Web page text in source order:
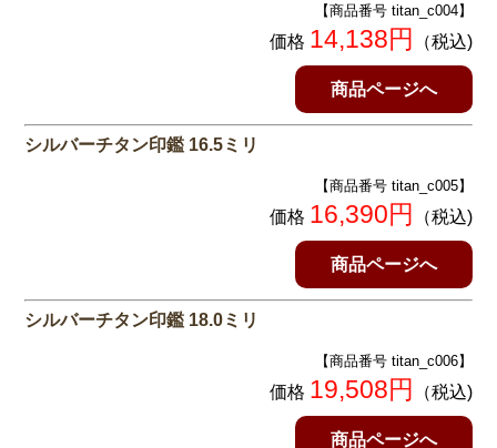
【商品番号 titan_c004】
価格 14,138円 （税込)
商品ページへ
シルバーチタン印鑑 16.5ミリ
【商品番号 titan_c005】
価格 16,390円 （税込)
商品ページへ
シルバーチタン印鑑 18.0ミリ
【商品番号 titan_c006】
価格 19,508円 （税込)
商品ページへ